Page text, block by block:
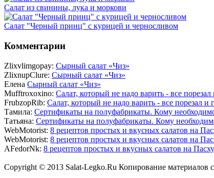
Салат из свинины, лука и моркови
Салат "Черный принц" с курицей и черносливом
Комментарии
Zlixvlimgopay: Сырный салат «Чиз»
ZlixnupClure: Сырный салат «Чиз»
Елена Сырный салат «Чиз»
Mufftroxoxino: Салат, который не надо варить - все порезал
FrubzopRib: Салат, который не надо варить - все порезал и
Тамила: Сертификаты на полуфабрикаты. Кому
Татьяна: Сертификаты на полуфабрикаты. Кому
WebMotorist: 8 рецептов простых и вкусных салатов на
WebMotorist: 8 рецептов простых и вкусных салатов на
AFedorNk: 8 рецептов простых и вкусных салатов на
Copyright © 2013 Salat-Legko.Ru Копирование материалов